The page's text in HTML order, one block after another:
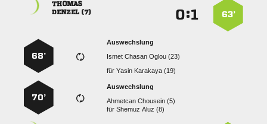
63’
:

 
Auswechslung
   
für  
68’
Auswechslung
  
für  
70’